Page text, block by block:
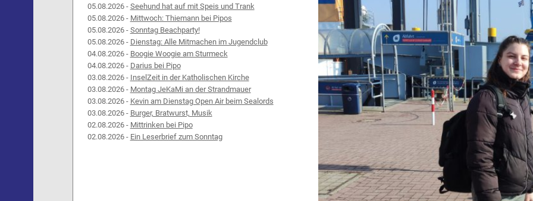
05.08.2026 - Seehund hat auf mit Speis und Trank
05.08.2026 - Mittwoch: Thiemann bei Pipos
05.08.2026 - Sonntag Beachparty!
05.08.2026 - Dienstag: Alle Mitmachen im Jugendclub
04.08.2026 - Boogie Woogie am Sturmeck
04.08.2026 - Darius bei Pipo
03.08.2026 - InselZeit in der Katholischen Kirche
03.08.2026 - Montag JeKaMi an der Strandmauer
03.08.2026 - Kevin am Dienstag Open Air beim Sealords
03.08.2026 - Burger, Bratwurst, Musik
02.08.2026 - Mittrinken bei Pipo
02.08.2026 - Ein Leserbrief zum Sonntag